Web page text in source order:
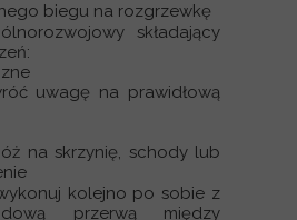
biegu na rozgrzewkę
składający
uwagę na prawidłową
na skrzynię, schody lub
kolejno po sobie z
przerwą między